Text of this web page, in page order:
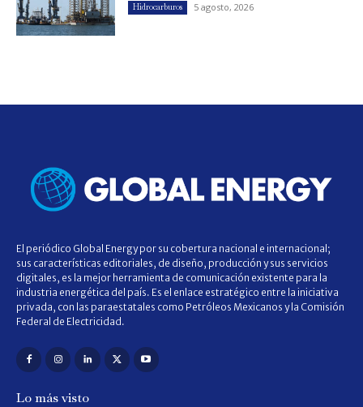
Hidrocarburos 5 agosto, 2026
El periódico Global Energy por su cobertura nacional e internacional;
sus características editoriales, de diseño, producción y sus servicios
digitales, es la mejor herramienta de comunicación existente para la
industria energética del país. Es el enlace estratégico entre la iniciativa
privada, con las paraestatales como Petróleos Mexicanos y la Comisión
Federal de Electricidad.
Lo más visto